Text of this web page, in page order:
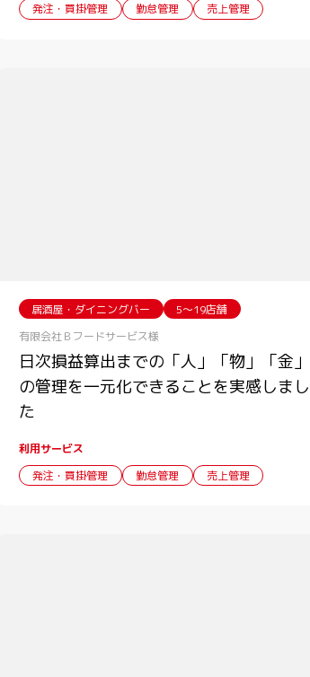
発注・買掛管理
勤怠管理 売上管理
居酒屋・ダイニングバー
5〜19店舗
有限会社Ｂフードサービス様
日次損益算出までの「人」「物」「金」
の管理を一元化できることを実感しまし
た
利用サービス
発注・買掛管理
勤怠管理 売上管理